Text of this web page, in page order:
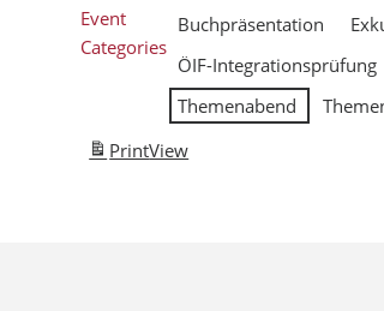
Event
Categories
Buchpräsentation
ÖIF-Integrationsprüfung
Themenabend
PrintView